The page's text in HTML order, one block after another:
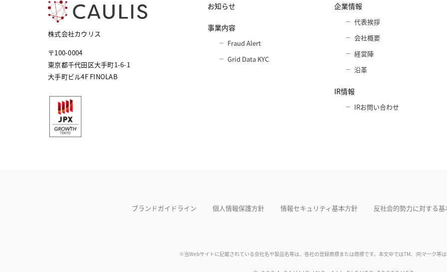
株式会社カウリス
〒100-0004
東京都千代田区大手町1-6-1
大手町ビル4F FINOLAB
お知らせ
事業内容
Fraud Alert
Grid Data KYC
企業情報
代表挨拶
会社概要
経営陣
沿革
IR情報
IRお問い合わせ
ブランドガイドライン 個人情報保護方針 情報セキュリティ基本⽅針 反社会的勢力に対する基
※当Webサイトに記載されている会社名や製品名等は、各社の登録商標または商標です。本文中ではTM、(R)マーク等は